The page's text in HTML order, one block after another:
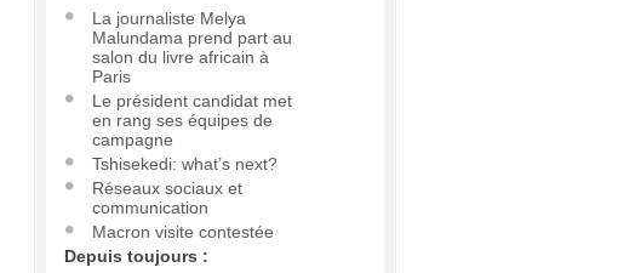
La journaliste Melya
Malundama prend part au
salon du livre africain à
Paris
Le président candidat met
en rang ses équipes de
campagne
Tshisekedi: what’s next?
Réseaux sociaux et
communication
Macron visite contestée
Depuis toujours :